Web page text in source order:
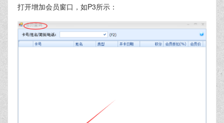
打开增加会员窗口，如P3所示：